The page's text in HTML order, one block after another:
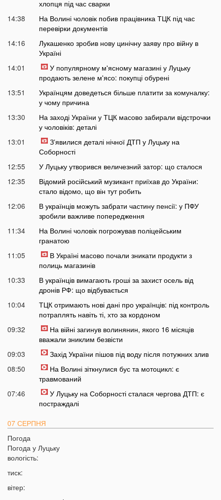
хлопця під час сварки
14:38
На Волині чоловік побив працівника ТЦК під час
перевірки документів
14:16
Лукашенко зробив нову цинічну заяву про війну в
Україні
14:01
У популярному м'ясному магазині у Луцьку
продають зелене м'ясо: покупці обурені
13:51
Українцям доведеться більше платити за комуналку:
у чому причина
13:30
На заході України у ТЦК масово забирали відстрочки
у чоловіків: деталі
13:01
Зʼявилися деталі нічної ДТП у Луцьку на
Соборності
12:55
У Луцьку утворився величезний затор: що сталося
12:35
Відомий російський музикант приїхав до України:
стало відомо, що він тут робить
12:06
В українців можуть забрати частину пенсії: у ПФУ
зробили важливе попередження
11:34
На Волині чоловік погрожував поліцейським
гранатою
11:05
В Україні масово почали зникати продукти з
полиць магазинів
10:33
В українців вимагають гроші за захист осель від
дронів РФ: що відбувається
10:04
ТЦК отримають нові дані про українців: під контроль
потраплять навіть ті, хто за кордоном
09:32
На війні загинув волинянин, якого 16 місяців
вважали зниклим безвісти
09:03
Захід України пішов під воду після потужних злив
08:50
На Волині зіткнулися бус та мотоцикл: є
травмований
07:46
У Луцьку на Соборності сталася чергова ДТП: є
постраждалі
07 СЕРПНЯ
20:31
20:17
Погода
Погода у Луцьку
вологість:
тиск:
вітер: